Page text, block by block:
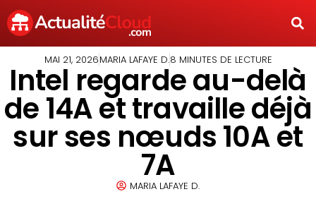
MAI 21, 2026MARIA LAFAYE D.8 MINUTES DE LECTURE
Intel regarde au-delà
de 14A et travaille déjà
sur ses nœuds 10A et
7A
MARIA LAFAYE D.